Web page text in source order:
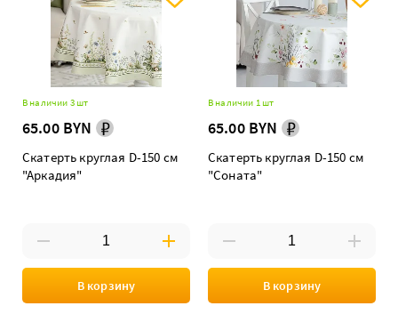
В наличии 3 шт
65.00 BYN
Скатерть круглая D-150 см
"Аркадия"
В корзину
В наличии 1 шт
65.00 BYN
Скатерть круглая D-150 см
"Соната"
В корзину